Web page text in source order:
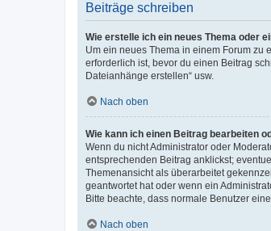
Beiträge schreiben
Wie erstelle ich ein neues Thema oder
Um ein neues Thema in einem Forum zu
erforderlich ist, bevor du einen Beitrag
Dateianhänge erstellen“ usw.
Nach oben
Wie kann ich einen Beitrag bearbeiten
Wenn du nicht Administrator oder
entsprechenden Beitrag anklickst;
Themenansicht als überarbeitet
geantwortet hat oder wenn ein
Bitte beachte, dass normale Benutzer
Nach oben